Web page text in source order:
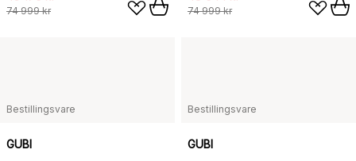
74 999 kr 74 999 kr
Bestillingsvare
GUBI
Bestillingsvare
GUBI